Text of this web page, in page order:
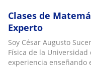
Clases de
Experto
Soy César Augusto
Física de la
experiencia enseñando